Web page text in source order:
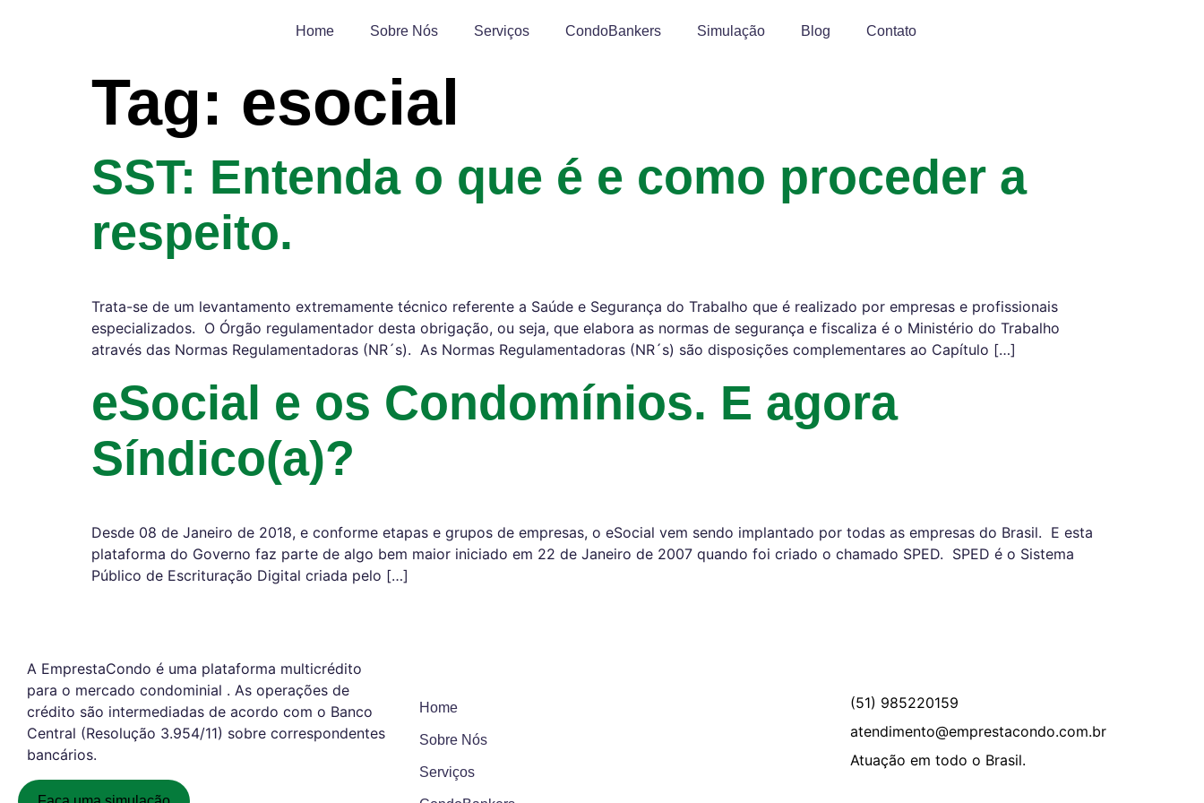
Home Sobre Nós Serviços CondoBankers Simulação Blog Contato
Tag: esocial
SST: Entenda o que é e como proceder a
respeito.
Trata-se de um levantamento extremamente técnico referente a Saúde e Segurança do Trabalho que é realizado por empresas e profissionais
especializados. O Órgão regulamentador desta obrigação, ou seja, que elabora as normas de segurança e fiscaliza é o Ministério do Trabalho
através das Normas Regulamentadoras (NR´s). As Normas Regulamentadoras (NR´s) são disposições complementares ao Capítulo […]
eSocial e os Condomínios. E agora
Síndico(a)?
Desde 08 de Janeiro de 2018, e conforme etapas e grupos de empresas, o eSocial vem sendo implantado por todas as empresas do Brasil. E esta
plataforma do Governo faz parte de algo bem maior iniciado em 22 de Janeiro de 2007 quando foi criado o chamado SPED. SPED é o Sistema
Público de Escrituração Digital criada pelo […]
A EmprestaCondo é uma plataforma multicrédito
para o mercado condominial . As operações de
crédito são intermediadas de acordo com o Banco
Central (Resolução 3.954/11) sobre correspondentes
bancários.
Home
Sobre Nós
Serviços
(51) 985220159
atendimento@emprestacondo.com.br
Atuação em todo o Brasil.